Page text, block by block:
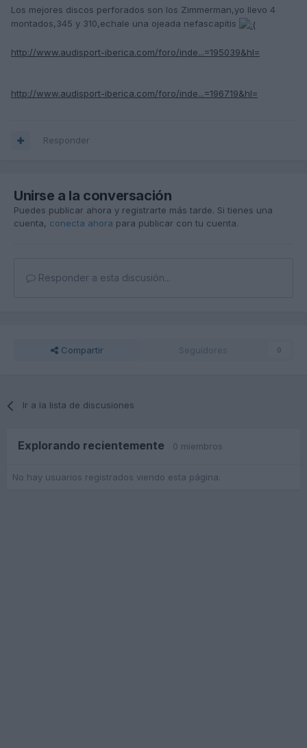
Los mejores discos perforados son los Zimmerman,yo llevo 4
montados,345 y 310,echale una ojeada nefascapitis
http://www.audisport-iberica.com/foro/inde...=195039&hl=
http://www.audisport-iberica.com/foro/inde...=196719&hl=
Responder
Unirse a la conversación
Puedes publicar ahora y registrarte más tarde. Si tienes una
cuenta, conecta ahora para publicar con tu cuenta.
Responder a esta discusión...
Compartir Seguidores 0
Ir a la lista de discusiones
Explorando recientemente 0 miembros
No hay usuarios registrados viendo esta página.